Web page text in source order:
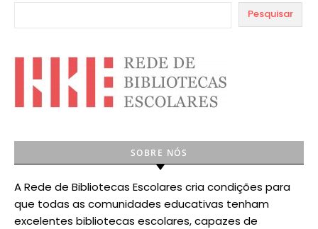
Pesquisar
SOBRE NÓS
A Rede de Bibliotecas Escolares cria condições para
que todas as comunidades educativas tenham
excelentes bibliotecas escolares, capazes de